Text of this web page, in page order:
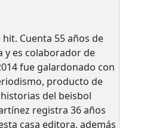
Cuenta 55 años de
es colaborador de
fue galardonado con
producto de
del beisbol
registra 36 años
casa editora, además